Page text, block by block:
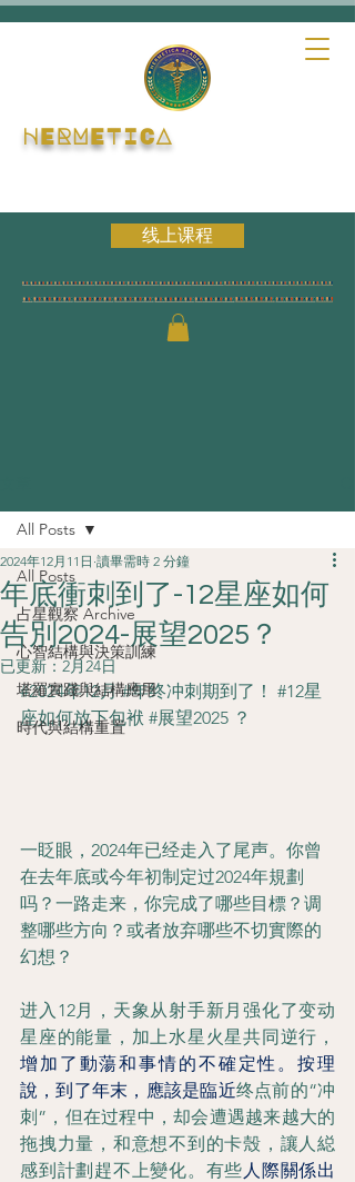
HERMETICA
线上课程
All Posts
占星觀察 Archive
心智結構與決策訓練
塔羅實踐與結構應用
時代與結構重置
All Posts
年底衝刺到了-12星座如何
告別2024-展望2025？
2024年12月11日 讀畢需時 2 分鐘
已更新：2月24日
#2024年12月 #年终冲刺期到了 ！ #12星
座如何放下包袱 #展望2025 ？
一眨眼，2024年已经走入了尾声。你曾
在去年底或今年初制定过2024年規劃
吗？一路走来，你完成了哪些目標？调
整哪些方向？或者放弃哪些不切實際的
幻想？
进入12月，天象从射手新月强化了变动
星座的能量，加上水星火星共同逆行，
增加了 動蕩和事情的不確定性。按理
說，到了年末，應該是臨近终点前的“冲
刺”，但在过程中，却会遭遇越来越大的
拖拽力量，和意想不到的卡殼，讓人縂
感到計劃趕不上變化。有些 人際關係出